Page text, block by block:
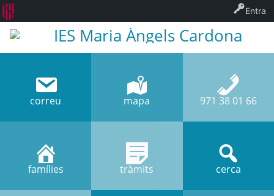
IES Maria Àngels Cardona
correu mapa 971 38 01 66
famílies tràmits cerca
Entra